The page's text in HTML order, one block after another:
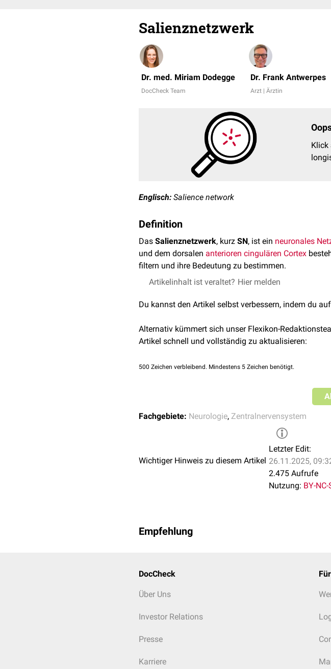
Salienznetzwerk
Dr. med. Miriam Dodegge
DocCheck Team
Dr. Frank Antwerpes
Arzt | Ärztin
Klick
Englisch: Salience network
Definition
Das Salienznetzwerk, kurz SN, ist ein neuronales
und dem dorsalen anterioren cingulären Cortex
filtern und ihre Bedeutung zu bestimmen.
Artikelinhalt ist veraltet? Hier melden
Du kannst den Artikel selbst verbessern, indem du auf
Alternativ kümmert sich unser Flexikon-
Artikel schnell und vollständig zu aktualisieren:
500 Zeichen verbleibend. Mindestens 5 Zeichen benötigt.
Fachgebiete: Neurologie, Zentralnervensystem
Wichtiger Hinweis zu diesem Artikel
Letzter Edit:
26.11.2025,
2.475 Aufrufe
Nutzung: BY-NC-
Empfehlung
DocCheck
Über Uns
Investor Relations
Presse
Karriere